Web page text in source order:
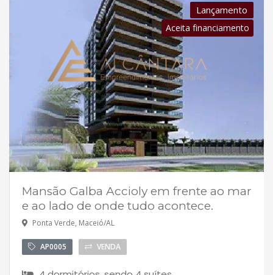
Lançamento
Aceita financiamento
Mansão Galba Accioly em frente ao mar
e ao lado de onde tudo acontece.
Ponta Verde, Maceió/AL
AP0005 VENDA